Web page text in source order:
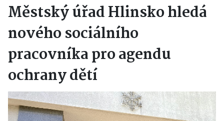
Městský úřad Hlinsko hledá
nového sociálního
pracovníka pro agendu
ochrany dětí